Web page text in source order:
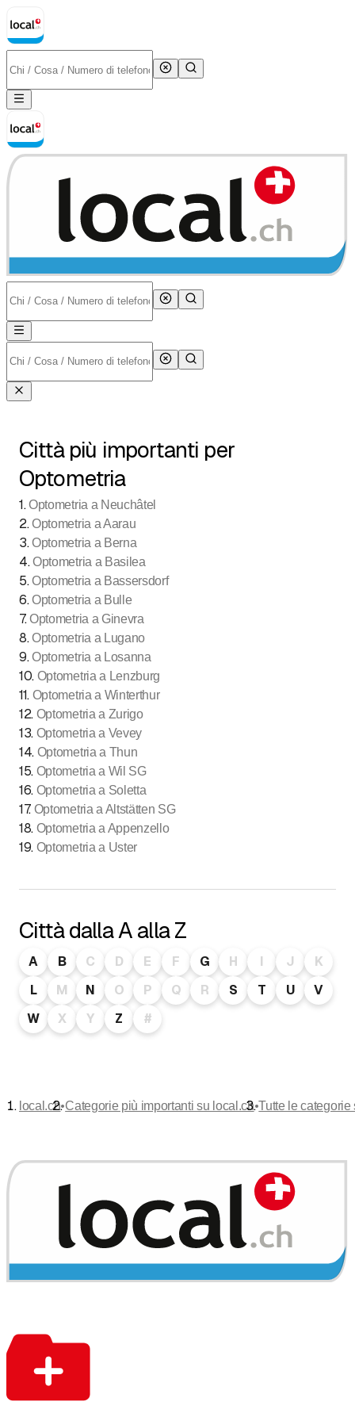
Città più importanti per
Optometria
1.Optometria a Neuchâtel
2.Optometria a Aarau
3.Optometria a Berna
4.Optometria a Basilea
5.Optometria a Bassersdorf
6.Optometria a Bulle
7.Optometria a Ginevra
8.Optometria a Lugano
9.Optometria a Losanna
10. Optometria a Lenzburg
11. Optometria a Winterthur
12. Optometria a Zurigo
13. Optometria a Vevey
14. Optometria a Thun
15. Optometria a Wil SG
16. Optometria a Soletta
17. Optometria a Altstätten SG
18. Optometria a Appenzello
19. Optometria a Uster
Città dalla A alla Z
A B C D E F G H I J
K
L
M N O P Q R S T U
V
W
X Y Z #
local.ch•Categorie più importanti su local.ch•Tutte le categorie